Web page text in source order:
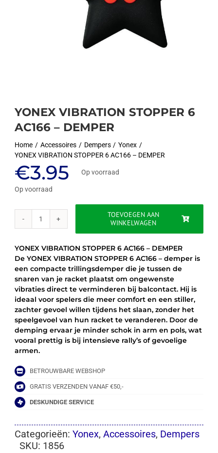
YONEX VIBRATION STOPPER 6
AC166 – DEMPER
Home Accessoires Dempers
Yonex
YONEX VIBRATION STOPPER 6 AC166 – DEMPER
€3.95 Op voorraad
Op voorraad
YONEX
DEMPER
TOEVOEGEN AAN
WINKELWAGEN
YONEX VIBRATION STOPPER 6 AC166 – DEMPER
De YONEX VIBRATION STOPPER 6 AC166 – demper is
een compacte trillingsdemper die je tussen de
snaren van je racket plaatst om ongewenste
vibraties direct te verminderen bij balcontact. Hij is
ideaal voor spelers die meer comfort en een stiller,
zachter gevoel willen tijdens het slaan, zonder het
speelgevoel van hun racket te veranderen. Door de
demping ervaar je minder schok in arm en pols, wat
vooral prettig is bij intensieve rally’s of gevoelige
armen.
BETROUWBARE WEBSHOP
GRATIS VERZENDEN VANAF €50,-
DESKUNDIGE SERVICE
Categorieën: Yonex, Accessoires, Dempers
SKU: 1856